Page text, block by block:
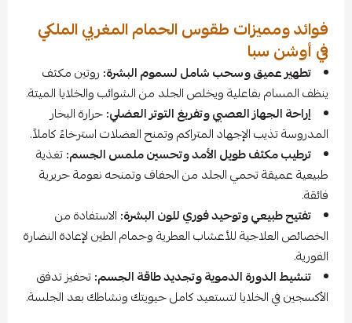
فوائد ومميزات طقوس الحمام المغربي الملكي
في أوشن سبا
تطهير عميق وسحب شامل لسموم البشرة: روتين مكثف
ينظف المسام بفاعلية ويخلص الجلد من الشوائب والخلايا الميتة.
إراحة الجهاز العصبي وتفريغ التوتر العضلي:حرارة البخار
المدروسة تذيب الإجهاد المتراكم وتمنح العضلات استرخاءً كاملاً.
ترطيب مكثف طويل الأمد وتحسين ملمس الجسم:تغذية
طبيعية عميقة تحمي الجلد من الجفاف وتمنحه نعومة حريرية
فائقة.
تفتيح طبيعي وتوحيد فوري للون البشرة: الاستفادة من
الخصائص العلاجية للأعشاب العطرية وحمام الطين لإعادة النضارة
الفورية.
تنشيط الدورة الدموية وتجديد طاقة الجسم:تحفيز تدفق
الأكسجين في الخلايا لتستعيد كامل حيويتك ونشاطك بعد الجلسة.